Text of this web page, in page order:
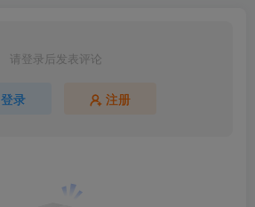
请登录后发表评论
登录 注册